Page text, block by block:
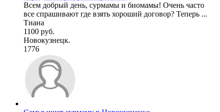
Всем добрый день, сурмамы и биомамы! Очень часто
все спрашивают где взять хороший договор? Теперь ...
Тиана
1100 руб.
Новокузнецк.
1776